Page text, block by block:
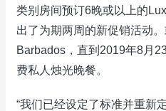
类别房间预订6晚或以上的
出了为期两周的新促销活动
Barbados，直到2019年8月
费私人烛光晚餐。
“我们已经设定了标准并重新